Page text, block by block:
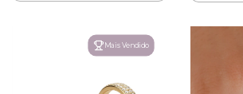
Mais Vendido